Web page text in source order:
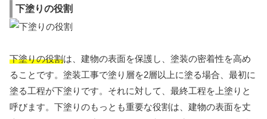
下塗りの役割
下塗りの役割は、建物の表面を保護し、塗装の密着性を高め
ることです。塗装工事で塗り層を2層以上に塗る場合、最初に
塗る工程が下塗りです。それに対して、最終工程を上塗りと
呼びます。下塗りのもっとも重要な役割は、建物の表面を丈